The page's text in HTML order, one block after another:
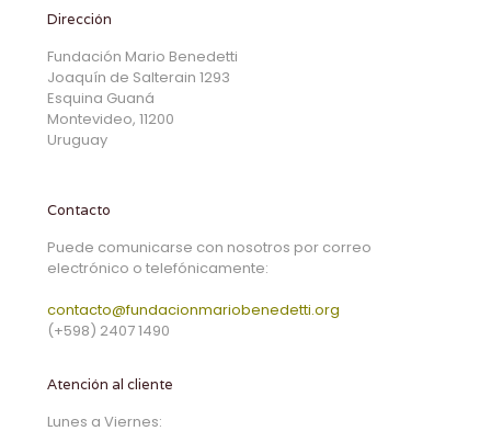
Dirección
Fundación Mario Benedetti
Joaquín de Salterain 1293
Esquina Guaná
Montevideo, 11200
Uruguay
Contacto
Puede comunicarse con nosotros por correo
electrónico o telefónicamente:
contacto@fundacionmariobenedetti.org
(+598) 2407 1490
Atención al cliente
Lunes a Viernes: